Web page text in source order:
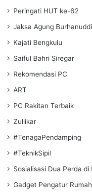
Peringati HUT ke-62
Jaksa Agung
Kajati Bengkulu
Saiful Bahri Siregar
Rekomendasi PC
ART
PC Rakitan Terbaik
Zullikar
#TenagaPendamping
#TeknikSipil
Sosialisasi Dua Perda
Gadget Pengatur